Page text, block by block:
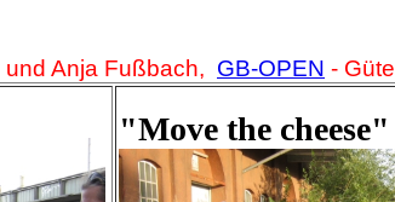
und Anja Fußbach, GB-OPEN -
"Move the cheese"